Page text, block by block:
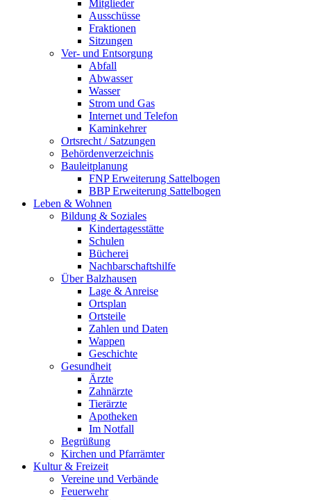
Mitglieder
Ausschüsse
Fraktionen
Sitzungen
Ver- und Entsorgung
Abfall
Abwasser
Wasser
Strom und Gas
Internet und Telefon
Kaminkehrer
Ortsrecht / Satzungen
Behördenverzeichnis
Bauleitplanung
FNP Erweiterung Sattelbogen
BBP Erweiterung Sattelbogen
Leben & Wohnen
Bildung & Soziales
Kindertagesstätte
Schulen
Bücherei
Nachbarschaftshilfe
Über Balzhausen
Lage & Anreise
Ortsplan
Ortsteile
Zahlen und Daten
Wappen
Geschichte
Gesundheit
Ärzte
Zahnärzte
Tierärzte
Apotheken
Im Notfall
Begrüßung
Kirchen und Pfarrämter
Kultur & Freizeit
Vereine und Verbände
Feuerwehr